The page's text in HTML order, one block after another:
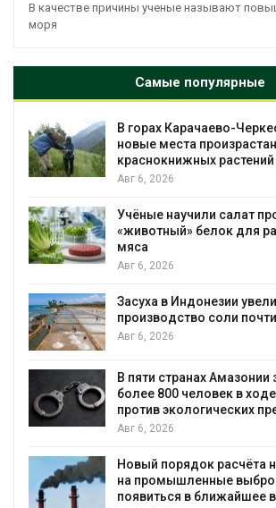
В качестве причины ученые называют
моря
Самые популярные
В горах Карачаево-
новые места
краснокнижных растений
Авг 6, 2026
Учёные научили салат
«животный» белок для
мяса
Авг 6, 2026
Засуха в Индонезии
производство соли
Авг 6, 2026
В пяти странах
более 800 человек в
против экологических
Авг 6, 2026
Новый порядок расчёта
на промышленные
появиться в ближайшее